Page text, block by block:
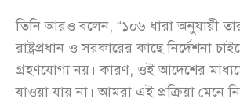
তিনি আরও বলেন, “১০৬ ধারা অনুযায়ী
রাষ্ট্রপ্রধান ও সরকারের কাছে নির্দেশনা
গ্রহণযোগ্য নয়। কারণ, ওই আদেশের
যাওয়া যায় না। আমরা এই প্রক্রিয়া মেনে